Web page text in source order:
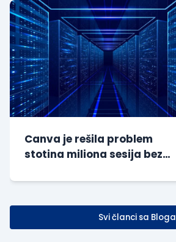
Canva je rešila problem
stotina miliona sesija bez
Svi članci sa Bloga